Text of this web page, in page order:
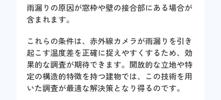
雨漏りの原因が窓枠や壁の接合部にある場合が
含まれます。
これらの条件は、赤外線カメラが雨漏りを引き
起こす温度差を正確に捉えやすくするため、効
果的な調査が期待できます。開放的な立地や特
定の構造的特徴を持つ建物では、この技術を用
いた調査が最適な解決策となり得るのです。